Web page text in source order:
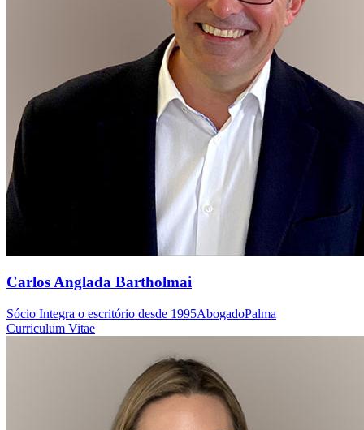
Carlos Anglada Bartholmai
Sócio Integra o escritório desde 1995AbogadoPalma
Curriculum Vitae